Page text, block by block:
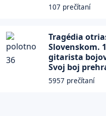
107 prečítaní
Tragédia
Slovenskom.
gitarista
Svoj boj
5957 prečítaní